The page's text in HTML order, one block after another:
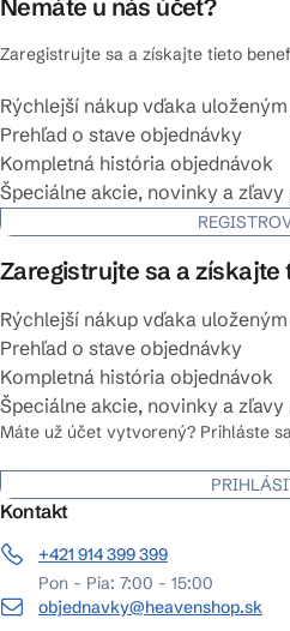
Nemáte u nás účet?
Zaregistrujte sa a získajte tieto
Rýchlejší nákup vďaka
Prehľad o stave objednávky
Kompletná história objednávok
Špeciálne akcie, novinky a
Zaregistrujte sa a získajte
Rýchlejší nákup vďaka
Prehľad o stave objednávky
Kompletná história objednávok
Špeciálne akcie, novinky a
Máte už účet vytvorený? Prihláste
Kontakt
+421 914 399 399
Pon - Pia: 7:00 - 15:00
objednavky@heavenshop.sk